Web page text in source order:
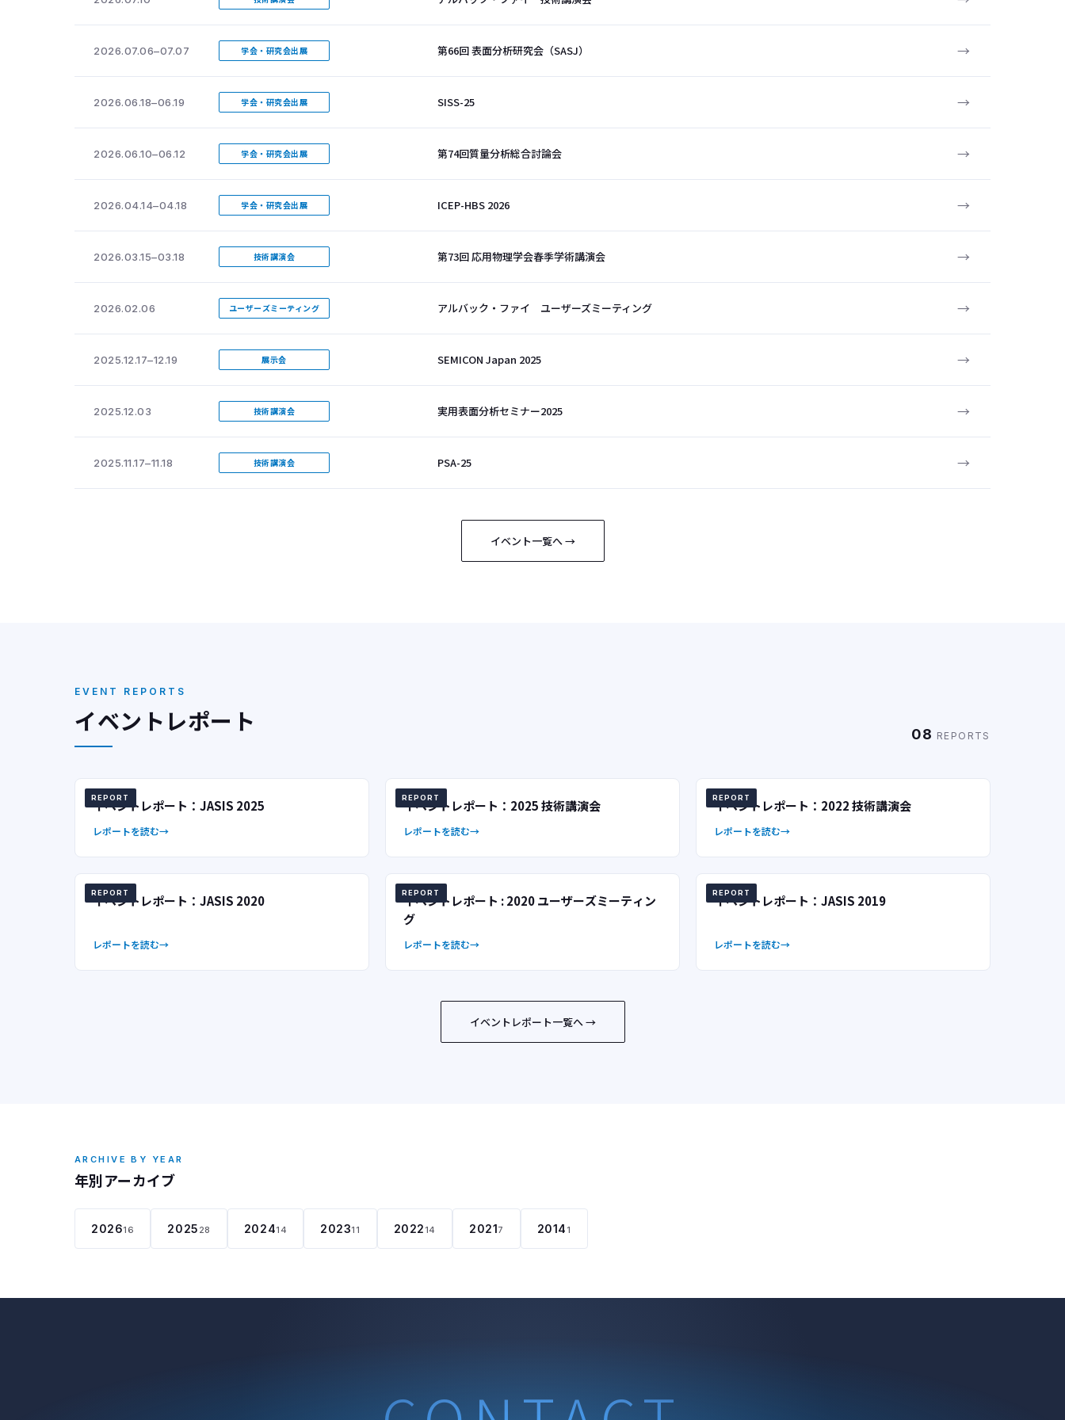
2026.07.06–07.07 学会・研究会出展 第66回 表面分析研究会（SASJ） →
2026.06.18–06.19 学会・研究会出展 SISS-25 →
2026.06.10–06.12 学会・研究会出展 第74回質量分析総合討論会 →
2026.04.14–04.18 学会・研究会出展 ICEP-HBS 2026 →
2026.03.15–03.18 技術講演会 第73回 応用物理学会春季学術講演会 →
2026.02.06 ユーザーズミーティング アルバック・ファイ ユーザーズミーティング →
2025.12.17–12.19 展示会 SEMICON Japan 2025 →
2025.12.03 技術講演会 実用表面分析セミナー2025 →
2025.11.17–11.18 技術講演会 PSA-25 →
イベント一覧へ →
EVENT REPORTS
イベントレポート 08 REPORTS
REPORT
イベントレポート：JASIS 2025
レポートを読む
REPORT
イベントレポート：2025 技術講演会
レポートを読む
REPORT
イベントレポート：2022 技術講演会
レポートを読む
REPORT
イベントレポート：JASIS 2020
レポートを読む
REPORT
イベントレポート : 2020 ユーザーズミーティン
グ
レポートを読む
REPORT
イベントレポート：JASIS 2019
レポートを読む
イベントレポート一覧へ →
ARCHIVE BY YEAR
年別アーカイブ
202616 2025 28 202414 202311 202214 20217 20141